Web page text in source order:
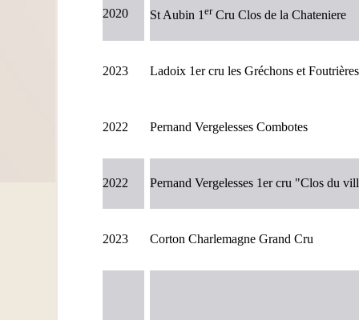
2020 St Aubin 1 erCru Clos de la Chateniere
2023 Ladoix 1er cru les Gréchons et Foutrières
2022 Pernand Vergelesses Combotes
2022 Pernand Vergelesses 1er cru "Clos du
2023 Corton Charlemagne Grand Cru